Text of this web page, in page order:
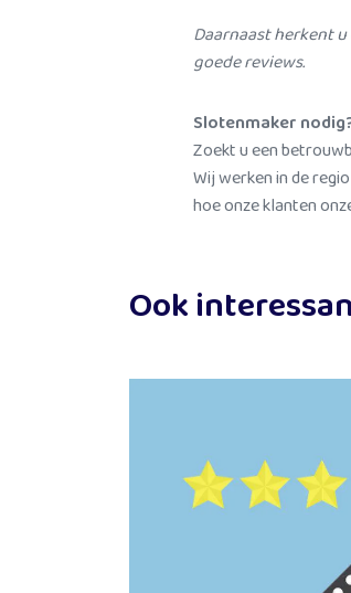
Daarnaast herkent
goede reviews.
Slotenmaker
Zoekt u een
Wij werken in de
hoe onze klanten
Ook